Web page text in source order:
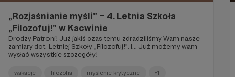
„Rozjaśnianie myśli” – 4. Letnia Szkoła
„Filozofuj!” w Kacwinie
Drodzy Patroni! Już jakiś czas temu zdradziliśmy Wam nasze
zamiary dot. Letniej Szkoły „Filozofuj!”. I... Już możemy wam
wysłać wszystkie szczegóły!
wakacje filozofia myślenie krytyczne +1